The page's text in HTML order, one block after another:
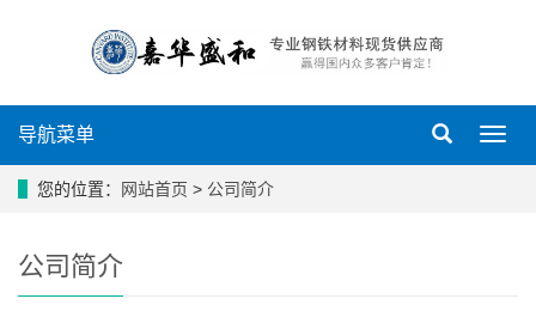
导
导航菜单
您的位置： 网站首页 > 公司简介
公司简介